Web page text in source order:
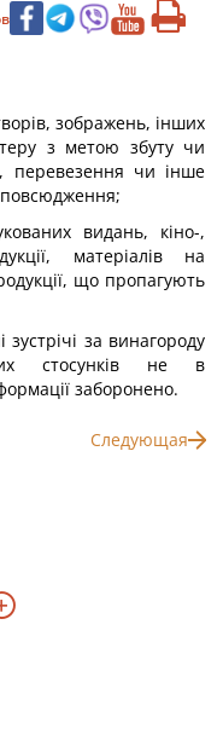
зображень, інших
з метою збуту чи
перевезення чи інше
видань, кіно-,
матеріалів на
що пропагують
за винагороду
стосунків не в
заборонено.
Следующая